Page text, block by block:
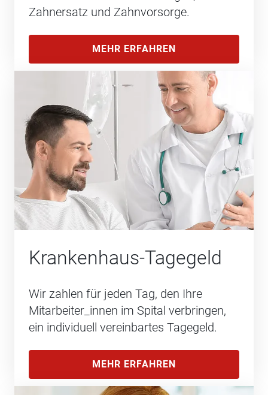
Zahnersatz und Zahnvorsorge.
MEHR ERFAHREN
Krankenhaus-Tagegeld
Wir zahlen für jeden Tag, den Ihre
Mitarbeiter_innen im Spital verbringen,
ein individuell vereinbartes Tagegeld.
MEHR ERFAHREN